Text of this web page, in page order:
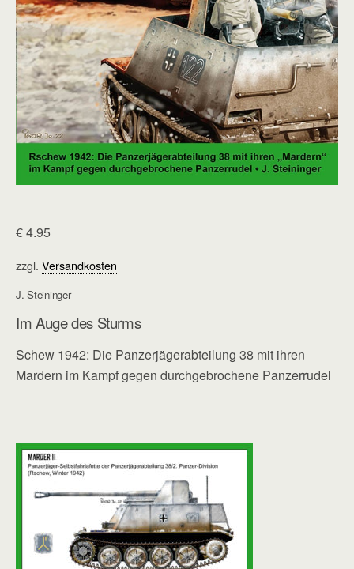
€4.95
zzgl. Versandkosten
J. Steininger
Im Auge des Sturms
Schew 1942: Die Panzerjägerabteilung 38 mit ihren
Mardern im Kampf gegen durchgebrochene Panzerrudel